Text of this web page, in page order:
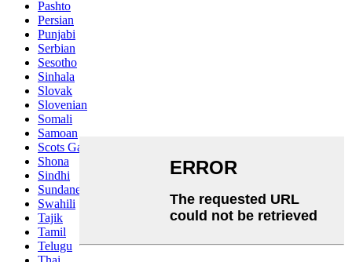
Pashto
Persian
Punjabi
Serbian
Sesotho
Sinhala
Slovak
Slovenian
Somali
Samoan
Scots Gaelic
Shona
Sindhi
Sundanese
Swahili
Tajik
Tamil
Telugu